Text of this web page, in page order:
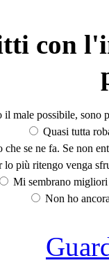
con
il male possibile, sono
Quasi tutta
se ne fa. Se non
lo più ritengo venga
Mi sembrano
Non ho